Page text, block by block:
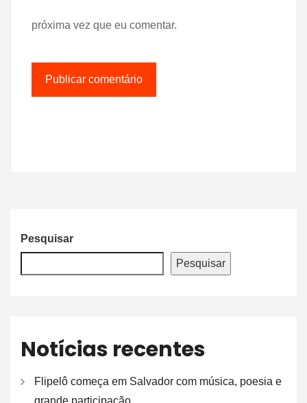
próxima vez que eu comentar.
Pesquisar
Pesquisar
Notícias recentes
Flipelô começa em Salvador com música, poesia e